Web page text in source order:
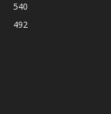
540
492